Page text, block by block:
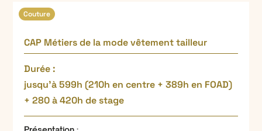
CAP Métiers de la mode vêtement tailleur
Durée :
jusqu’à 599h (210h en centre + 389h en FOAD)
+ 280 à 420h de stage
Couture